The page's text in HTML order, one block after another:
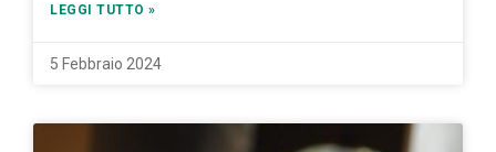
LEGGI TUTTO »
5 Febbraio 2024